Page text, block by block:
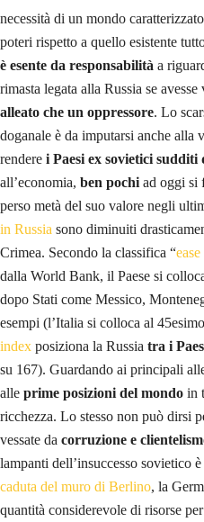
necessità di un mondo
poteri rispetto a quello esistente
è esente da responsabilità a
rimasta legata alla Russia se avesse
alleato che un oppressore. Lo
doganale è da imputarsi anche alla
rendere i Paesi ex sovietici
all’economia, ben pochi ad oggi si
perso metà del suo valore negli
in Russia sono diminuiti
Crimea. Secondo la classifica “
dalla World Bank, il Paese si
dopo Stati come Messico,
esempi (l’Italia si colloca al
index posiziona la Russia tra i
su 167). Guardando ai principali
alle prime posizioni del mondo in
ricchezza. Lo stesso non può dirsi
vessate da corruzione e
lampanti dell’insuccesso sovietico
caduta del muro di Berlino, la
quantità considerevole di risorse